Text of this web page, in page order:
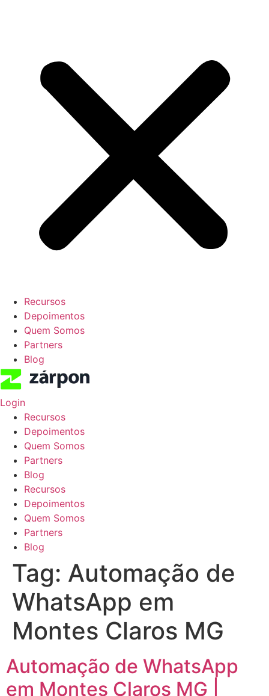
Recursos
Depoimentos
Quem Somos
Partners
Blog
Login
Recursos
Depoimentos
Quem Somos
Partners
Blog
Recursos
Depoimentos
Quem Somos
Partners
Blog
Tag: Automação de
WhatsApp em
Montes Claros MG
Automação de WhatsApp
em Montes Claros MG |